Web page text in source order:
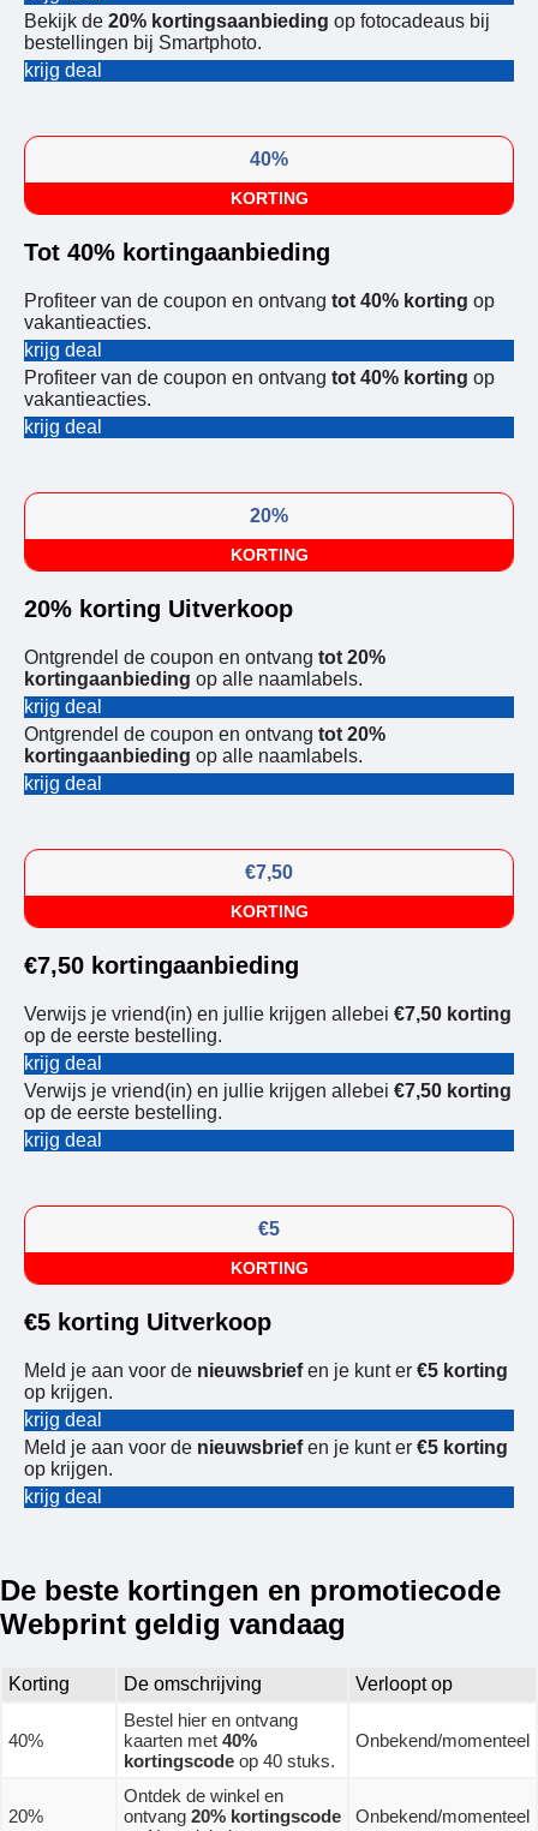
Bekijk de 20% kortingsaanbieding op fotocadeaus bij
bestellingen bij Smartphoto.
krijg deal
40%
KORTING
Tot 40% kortingaanbieding
Profiteer van de coupon en ontvang tot 40% korting op
vakantieacties.
krijg deal
Profiteer van de coupon en ontvang tot 40% korting op
vakantieacties.
krijg deal
20%
KORTING
20% korting Uitverkoop
Ontgrendel de coupon en ontvang tot 20%
kortingaanbieding op alle naamlabels.
krijg deal
Ontgrendel de coupon en ontvang tot 20%
kortingaanbieding op alle naamlabels.
krijg deal
€7,50
KORTING
€7,50 kortingaanbieding
Verwijs je vriend(in) en jullie krijgen allebei €7,50 korting
op de eerste bestelling.
krijg deal
Verwijs je vriend(in) en jullie krijgen allebei €7,50 korting
op de eerste bestelling.
krijg deal
€5
KORTING
€5 korting Uitverkoop
Meld je aan voor de nieuwsbriefen je kunt er €5 korting
op krijgen.
krijg deal
Meld je aan voor de nieuwsbriefen je kunt er €5 korting
op krijgen.
krijg deal
De beste kortingen en promotiecode
Webprint geldig vandaag
Korting De omschrijving Verloopt op
40%
Bestel hier en ontvang
kaarten met 40%
kortingscode op 40 stuks.
Onbekend/momenteel
20%
Ontdek de winkel en
ontvang 20% kortingscode
Onbekend/momenteel